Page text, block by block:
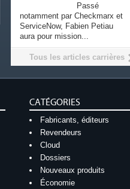
Passé
notamment par Checkmarx et
ServiceNow, Fabien Petiau
aura pour mission...
Tous les articles carrières
CATÉGORIES
Fabricants, éditeurs
Revendeurs
Cloud
Dossiers
Nouveaux produits
Économie